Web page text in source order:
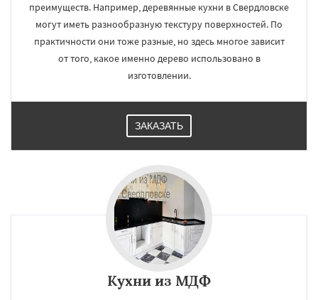
преимуществ. Например, деревянные кухни в Свердловске
могут иметь разнообразную текстуру поверхностей. По
практичности они тоже разные, но здесь многое зависит
от того, какое именно дерево использовано в
изготовлении.
ЗАКАЗАТЬ
Кухни из МДФ